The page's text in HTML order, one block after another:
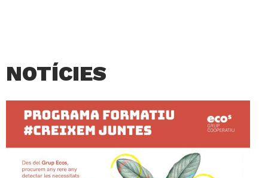
NOTÍCIES